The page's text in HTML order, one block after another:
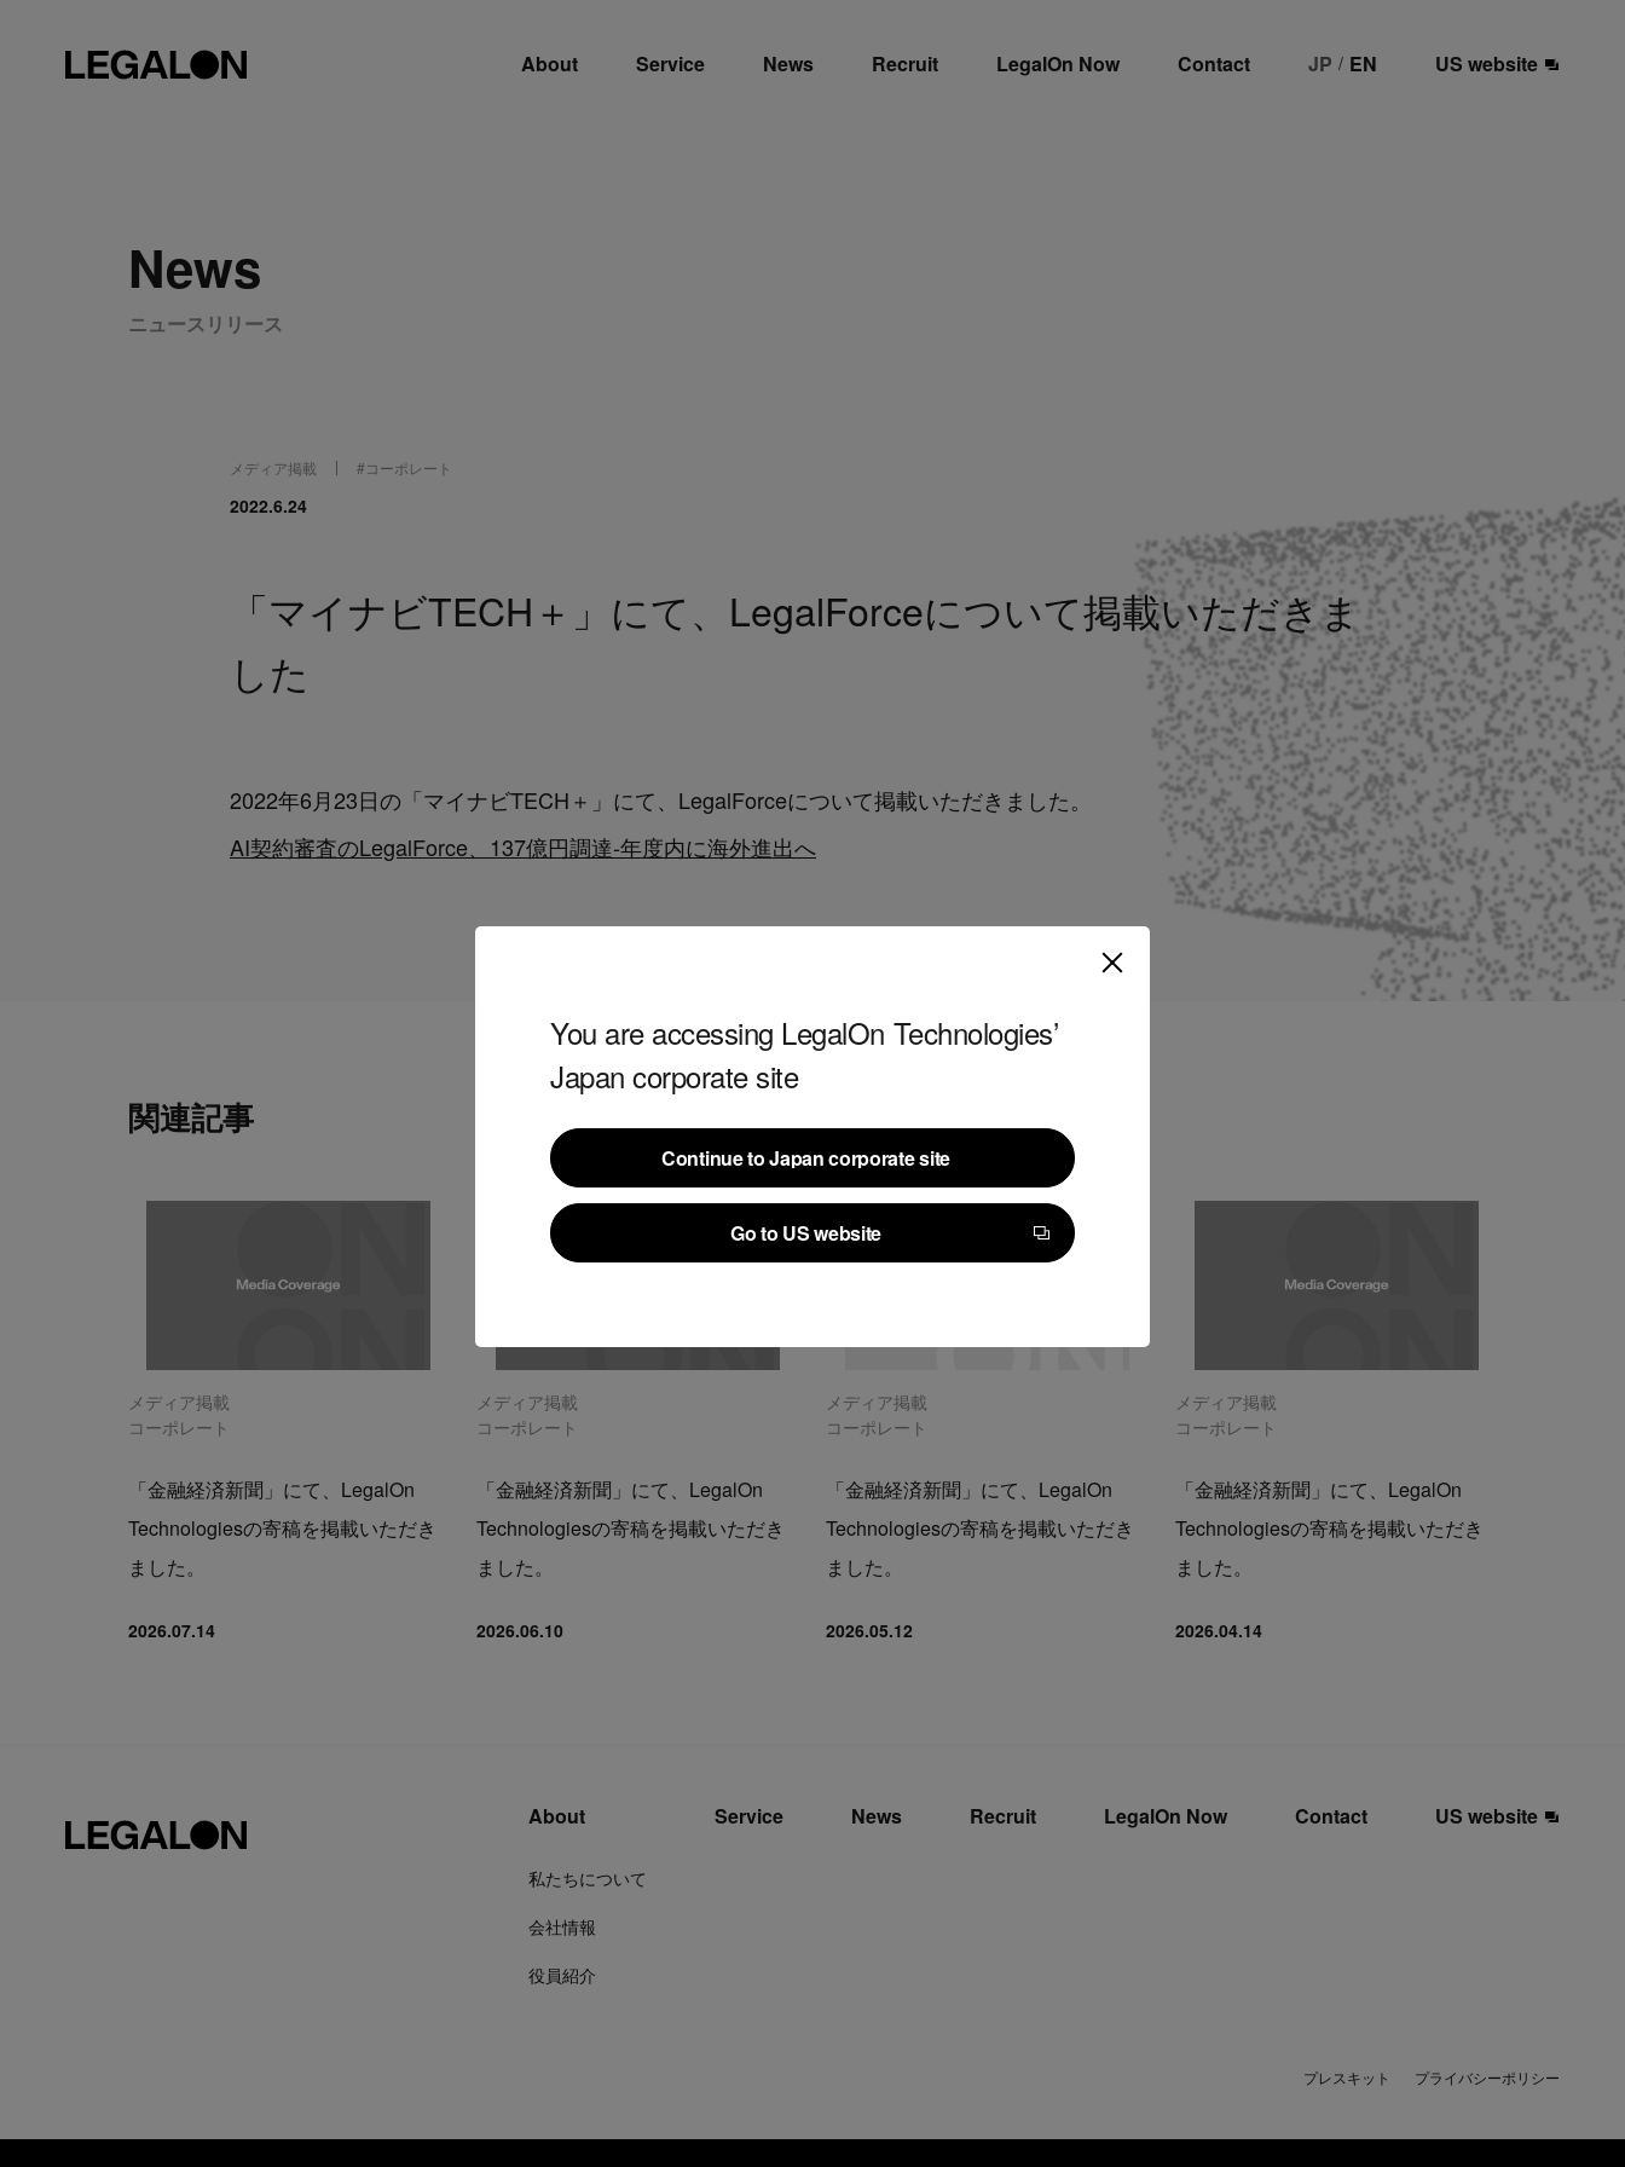
About Service News Recruit LegalOn Now Contact JP / EN US website
You are accessing LegalOn Technologies’
Japan corporate site
Continue to Japan corporate site
Continue to Japan corporate site
Go to US website
Go to US website
News
ニュースリリース
メディア掲載 #コーポレート
2022.6.24
「マイナビTECH＋」にて、LegalForceについて掲載いただきま
した
2022年6月23日の「マイナビTECH＋」にて、LegalForceについて掲載いただきました。
AI契約審査のLegalForce、137億円調達‐年度内に海外進出へ
関連記事
メディア掲載
コーポレート
「金融経済新聞」にて、LegalOn
Technologiesの寄稿を掲載いただき
ました。
2026.07.14
メディア掲載
コーポレート
「金融経済新聞」にて、LegalOn
Technologiesの寄稿を掲載いただき
ました。
2026.06.10
メディア掲載
コーポレート
「金融経済新聞」にて、LegalOn
Technologiesの寄稿を掲載いただき
ました。
2026.05.12
メディア掲載
コーポレート
「金融経済新聞」にて、LegalOn
Technologiesの寄稿を掲載いただき
ました。
2026.04.14
About
私たちについて
会社情報
役員紹介
Service News Recruit LegalOn Now Contact US website
プレスキット プライバシーポリシー